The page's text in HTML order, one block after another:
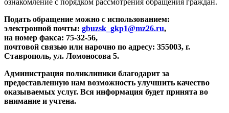
Подать обращение можно с использованием:
электронной почты: gbuzsk_gkp1@mz26.ru,
на номер факса: 75-32-56,
почтовой связью или нарочно по адресу: 355003, г.
Ставрополь, ул. Ломоносова 5.
Администрация поликлиники благодарит за
предоставленную нам возможность улучшить качество
оказываемых услуг. Вся информация будет принята во
внимание и учтена.